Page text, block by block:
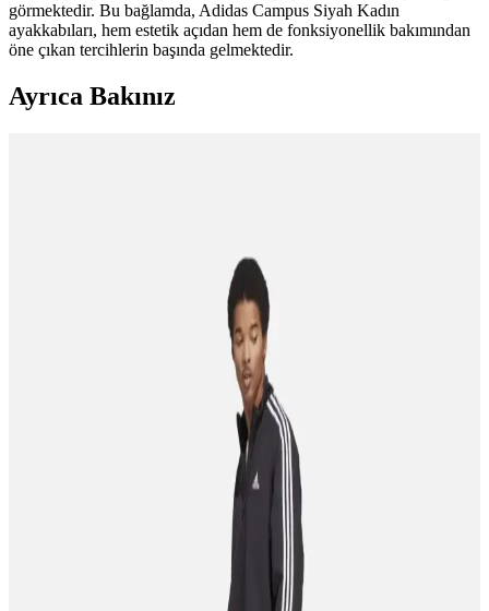
görmektedir. Bu bağlamda, Adidas Campus Siyah Kadın
ayakkabıları, hem estetik açıdan hem de fonksiyonellik bakımından
öne çıkan tercihlerin başında gelmektedir.
Ayrıca Bakınız
Adidas ve Nike Erkek Koşu Ayakkabıları
Karşılaştırması: Özellikler ve Kullanıcı Yorumları
Adidas Sportswear IE8900 ve Nike Defyallday erkek koşu
ayakkabılarının malzeme, konfor, tasarım ve dayanıklılık özellikleri
Adidas FX3632 ve IE8900 Ultimashow 2.0
Modellerinin Karşılaştırması ve Kullanıcı Yorumları
İki adidas modeli FX3632 ve IE8900 Ultimashow 2.0'nin malzeme,
konfor ve performans özellikleri detaylı karşılaştırmasıyla